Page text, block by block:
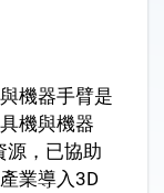
機器手臂是
機與機器
源，已協助
業導入3D